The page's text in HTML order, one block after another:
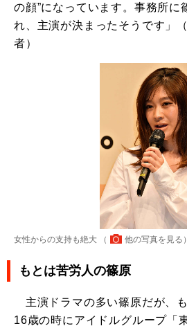
の顔”になっています。事務所に
れ、主演が決まったそうです」
者）
女性からの支持も絶大 （ 他の写真を見る ）
もとは苦労人の篠原
主演ドラマの多い篠原だが、も
16歳の時にアイドルグループ「